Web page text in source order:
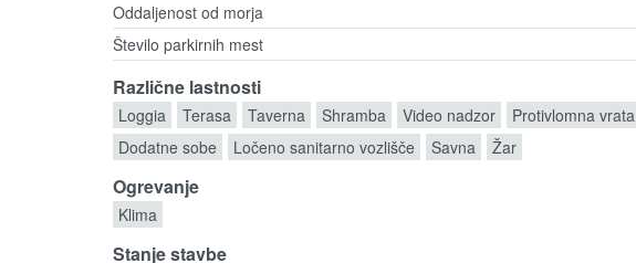
Oddaljenost od morja
Število parkirnih mest
Različne lastnosti
Loggia Terasa Taverna Shramba Video nadzor Protivlomna vrata
Dodatne sobe
Ločeno sanitarno vozlišče Savna Žar
Ogrevanje
Klima
Stanje stavbe